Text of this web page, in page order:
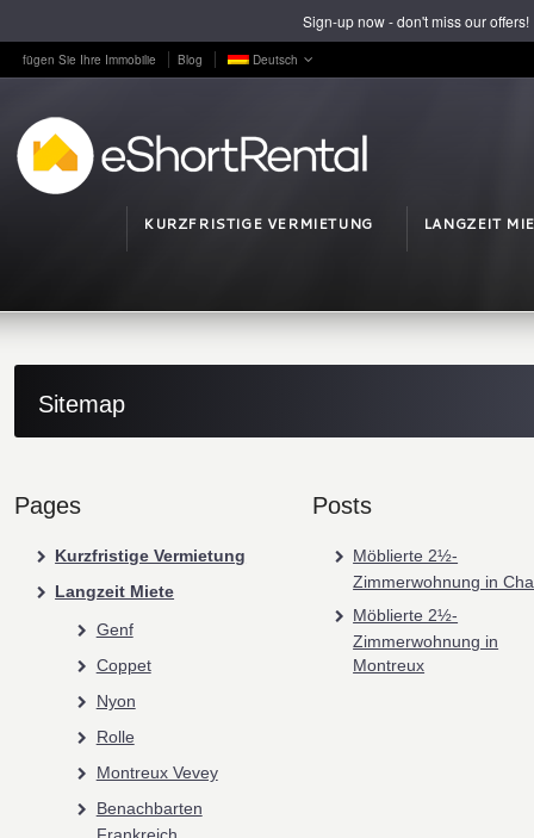
fügen Sie Ihre Immobilie Blog Deutsch
KURZFRISTIGE VERMIETUNG LANGZEIT
Sitemap
Pages
Kurzfristige Vermietung
Langzeit Miete
Genf
Coppet
Nyon
Rolle
Montreux Vevey
Benachbarten
Posts
Möblierte 2½-
Zimmerwohnung in
Möblierte 2½-
Zimmerwohnung in
Montreux
Sign-up now - don't miss our offers!